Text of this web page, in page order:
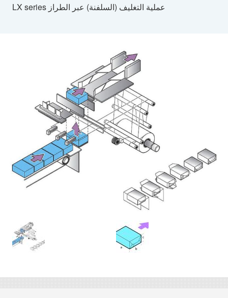
عملية التغليف (السلفنة) عبر الطراز LX series